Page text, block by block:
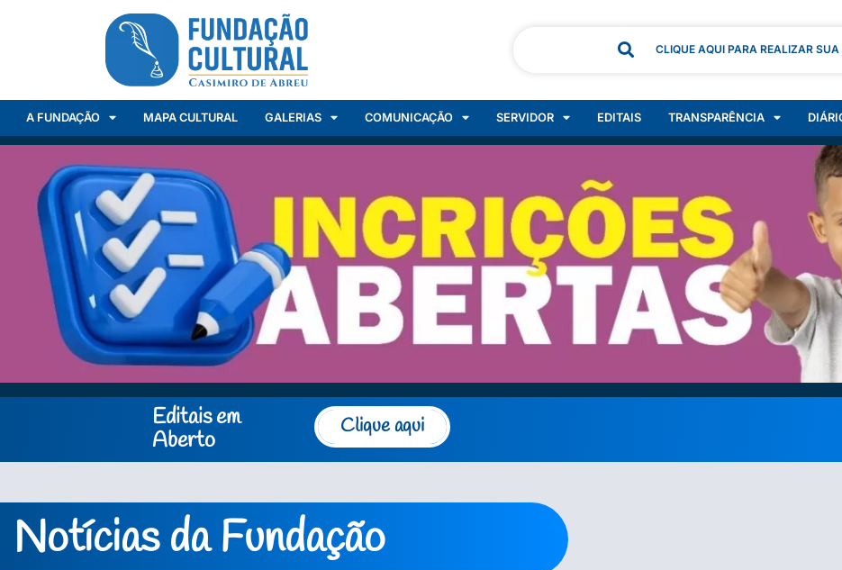
CLIQUE AQUI PARA REALIZAR SUA
A FUNDAÇÃO MAPA CULTURAL GALERIAS COMUNICAÇÃO SERVIDOR EDITAIS TRANSPARÊNCIA
Editais em
Aberto
Clique aqui
Notícias da Fundação